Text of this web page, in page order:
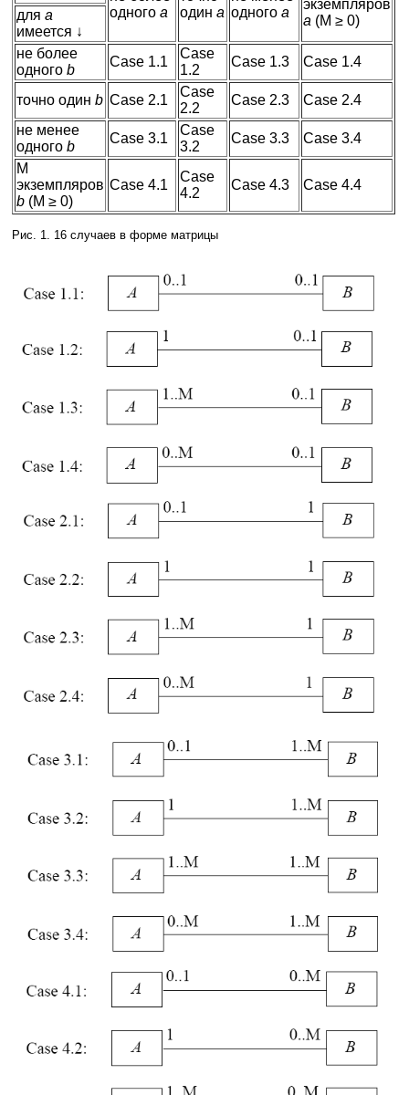
одного a
один a одного a
экземпляров
a (M ≥ 0)
для a
имеется ↓
не более
одного b
Case 1.1
Case
1.2
Case 1.3 Case 1.4
точно один b Case 2.1
Case
2.2
Case 2.3
Case 2.4
не менее
одного b
Case 3.1
Case
3.2
Case 3.3
Case 3.4
M
экземпляров
b (M ≥ 0)
Case 4.1
Case
4.2
Case 4.3 Case 4.4
Рис. 1. 16 случаев в форме матрицы